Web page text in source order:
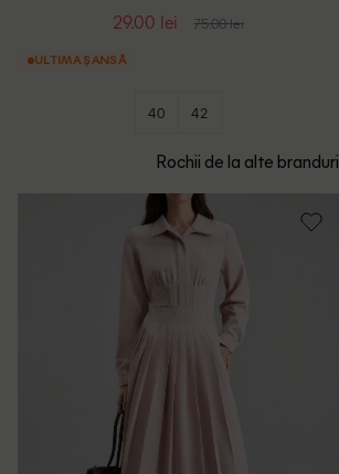
29.00 lei 75.00 lei
ULTIMA ȘANSĂ
40 42
Rochii de la alte branduri